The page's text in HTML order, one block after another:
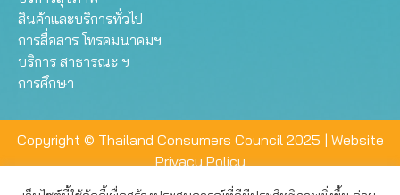
สินค้าและบริการทั่วไป
การสื่อสาร โทรคมนาคมฯ
บริการ สาธารณะ ฯ
การศึกษา
Copyright © Thailand Consumers Council 2025 | Website
Privacy Policy